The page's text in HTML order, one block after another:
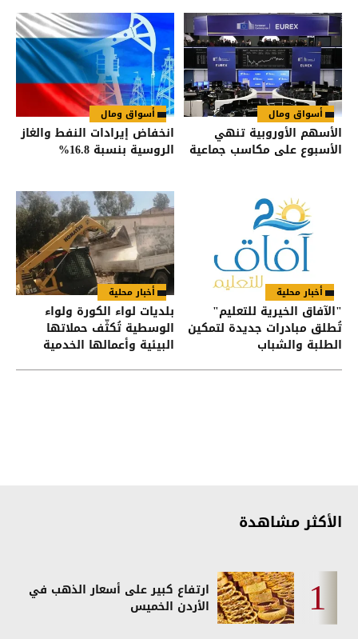
أسواق ومال
الأسهم الأوروبية تنهي
الأسبوع على مكاسب جماعية
أسواق ومال
انخفاض إيرادات النفط والغاز
الروسية بنسبة 16.8%
أخبار محلية
"الآفاق الخيرية للتعليم"
تُطلق مبادرات جديدة لتمكين
الطلبة والشباب
أخبار محلية
بلديات لواء الكورة ولواء
الوسطية تُكثّف حملاتها
البيئية وأعمالها الخدمية
الأكثر مشاهدة
ارتفاع كبير على أسعار الذهب في
الأردن الخميس